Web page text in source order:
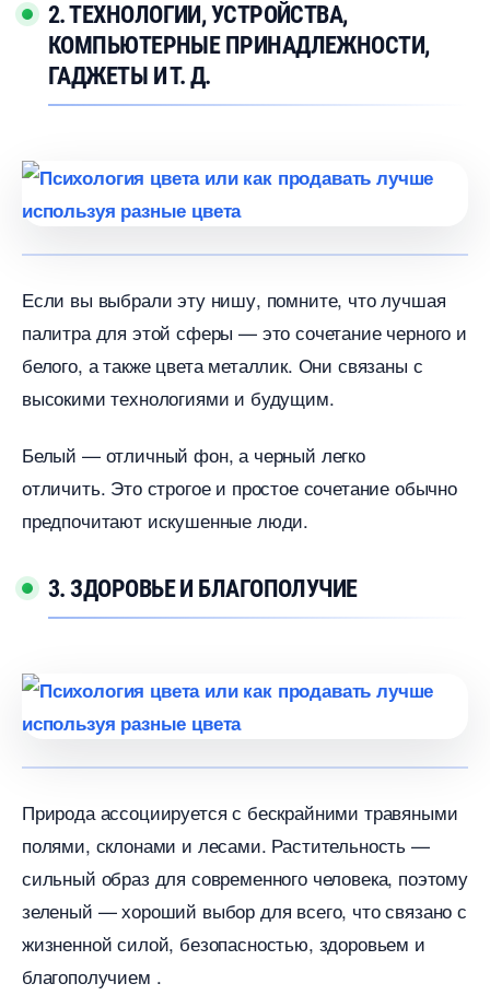
2. ТЕХНОЛОГИИ, УСТРОЙСТВА,
КОМПЬЮТЕРНЫЕ ПРИНАДЛЕЖНОСТИ,
ГАДЖЕТЫ И Т. Д.
Если вы выбрали эту нишу, помните, что лучшая
палитра для этой сферы — это сочетание черного и
елого, а также цвета металлик. Они связаны с
ысокими технологиями и будущим.
Белый — отличный фон, а черный легко
отличить. Это строгое и простое сочетание обычно
предпочитают искушенные люди.
3. ЗДОРОВЬЕ И БЛАГОПОЛУЧИЕ
Природа ассоциируется с бескрайними травяными
полями, склонами и лесами. Растительность —
сильный образ для современного человека, поэтому
зеленый — хороший выбор для всего, что связано с
жизненной силой, безопасностью, здоровьем и
лагополучием .